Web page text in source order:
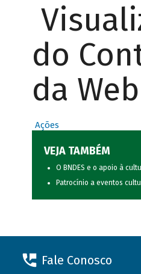
do
da Web
Ações
VEJA TAMBÉM
O BNDES e o apoio à
Patrocínio a eventos
Fale Conosco